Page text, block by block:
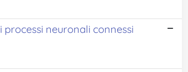
neuronali connessi